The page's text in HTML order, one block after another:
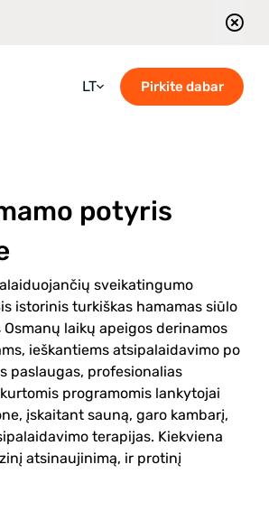
LT
French
Portuguese
Romanian
Russian
Spanish
Pirkite dabar
potyris
sveikatingumo
istorinis turkiškas hamamas siūlo
laikų apeigos derinamos
ieškantiems atsipalaidavimo po
paslaugas, profesionalias
programomis lankytojai
įskaitant sauną, garo kambarį,
terapijas. Kiekviena
atsinaujinimą, ir protinį